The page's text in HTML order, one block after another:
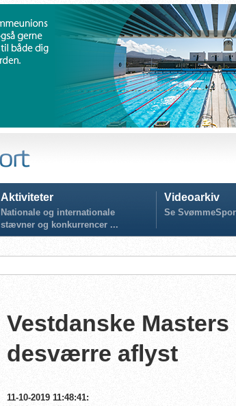
Aktiviteter
Nationale og internationale
stævner og konkurrencer ...
Videoarkiv
Se
Vestdanske
desværre aflyst
11-10-2019 11:48:41: